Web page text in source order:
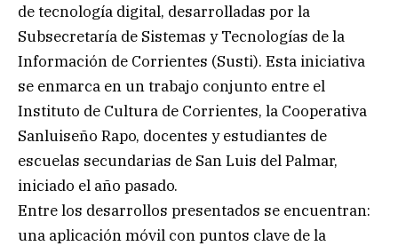
de tecnología digital, desarrolladas por la
Subsecretaría de Sistemas y Tecnologías de la
Información de Corrientes (Susti). Esta iniciativa
se enmarca en un trabajo conjunto entre el
Instituto de Cultura de Corrientes, la Cooperativa
Sanluiseño Rapo, docentes y estudiantes de
escuelas secundarias de San Luis del Palmar,
iniciado el año pasado.
Entre los desarrollos presentados se encuentran:
una aplicación móvil con puntos clave de la